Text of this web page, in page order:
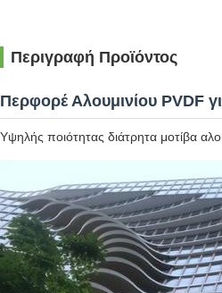
Περιγραφή Προϊόντος
Περφορέ Αλουμινίου PVDF
Υψηλής ποιότητας διάτρητα μοτίβα